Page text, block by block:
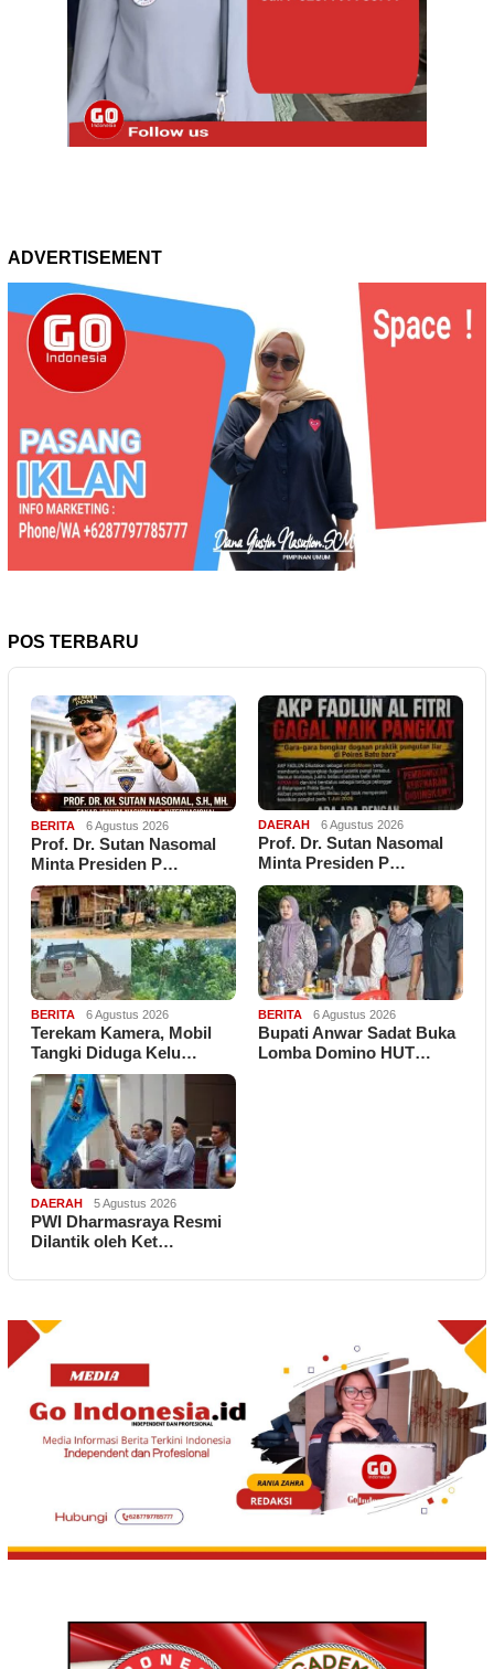
ADVERTISEMENT
POS TERBARU
BERITA 6 Agustus 2026
Prof. Dr. Sutan Nasomal
Minta Presiden P…
DAERAH 6 Agustus 2026
Prof. Dr. Sutan Nasomal
Minta Presiden P…
BERITA 6 Agustus 2026
Terekam Kamera, Mobil
Tangki Diduga Kelu…
BERITA 6 Agustus 2026
Bupati Anwar Sadat Buka
Lomba Domino HUT…
DAERAH 5 Agustus 2026
PWI Dharmasraya Resmi
Dilantik oleh Ket…